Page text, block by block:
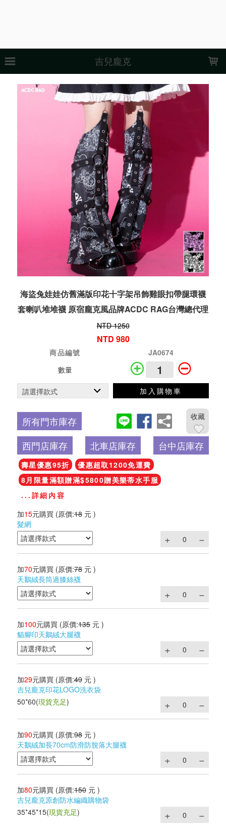
吉兒龐克
海盜兔娃娃仿舊滿版印花十字架吊飾雞眼扣帶腿環襪
套喇叭堆堆襪 原宿龐克風品牌ACDC RAG台灣總代理
NTD 1250
NTD 980
商品編號
JA0674
數量
加入購物車
所有門市庫存 收藏
西門店庫存 北車店庫存 台中店庫存
壽星優惠95折
優惠超取1200免運費
8月限量滿額贈滿$5800贈美樂蒂水手服
...詳細內容
加15元購買 (原價:18 元 )
髮網
加70元購買 (原價:78 元 )
天鵝絨長筒過膝絲襪
加100元購買 (原價:135 元 )
貓腳印天鵝絨大腿襪
加29元購買 (原價:49 元 )
吉兒龐克印花LOGO洗衣袋
50*60(現貨充足)
加90元購買 (原價:98 元 )
天鵝絨加長70cm防滑防脫落大腿襪
加80元購買 (原價:150 元 )
吉兒龐克原創防水編織購物袋
35*45*15(現貨充足)